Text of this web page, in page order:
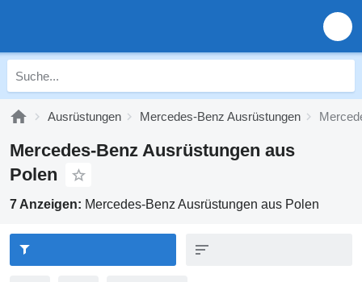
Ausrüstungen Mercedes-Benz Ausrüstungen
Mercedes-Benz Ausrüstungen aus
Polen
7 Anzeigen: Mercedes-Benz Ausrüstungen aus Polen